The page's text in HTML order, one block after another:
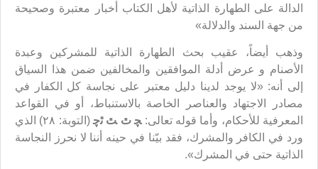
الدالة على الطهارة الذاتية لأهل الكتاب أخبار معتبرة وصحيحة
من جهة السند والدلالة»
وذهب أيضاً، عقيب بحث الطهارة الذاتية للمشركين وعبدة
الأصنام و عرض أدلة الموافقين والمخالفين ضمن هذا السياق
إلى أنه: «لا يوجد لدينا دليل معتبر على نجاسة كل الكفار في
مصادر الاجتهاد والعناصر الخاصة بالاستنباط، أو في القواعد
المعرفية للأحكام، وأما قوله تعالى:ﭽﭢ ﭣ ﭤﭼ
(التوبة: ٢٨) الذي
ورد في الكافر والمشرك، فقد بيّنا في حينه أننا لا نحرز النجاسة
الذاتية حتى في المشرك».